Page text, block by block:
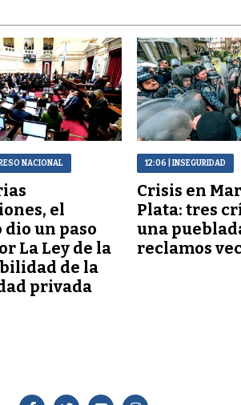
NACIONAL
el
dio un paso
La Ley de la
de la
privada
12:06 | INSEGURIDAD
Crisis en
Plata: tres
una
reclamos